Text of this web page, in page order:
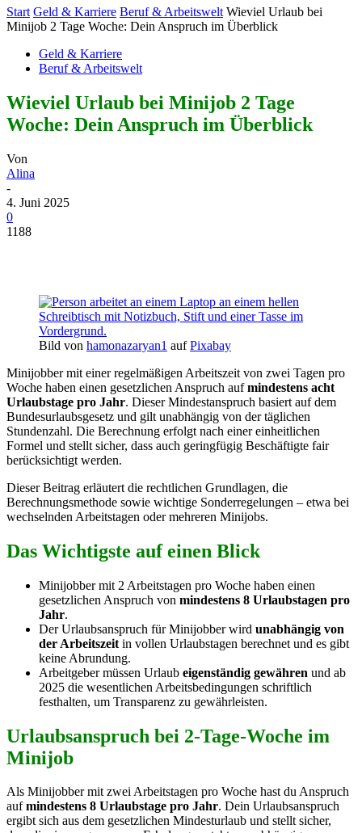
Start Geld & Karriere Beruf & Arbeitswelt Wieviel Urlaub bei
Minijob 2 Tage Woche: Dein Anspruch im Überblick
Geld & Karriere
Beruf & Arbeitswelt
Wieviel Urlaub bei Minijob 2 Tage
Woche: Dein Anspruch im Überblick
Von
Alina
-
4. Juni 2025
0
1188
Bild von hamonazaryan1 aufPixabay
Minijobber mit einer regelmäßigen Arbeitszeit von zwei Tagen pro
Woche haben einen gesetzlichen Anspruch aufmindestens acht
Urlaubstage pro Jahr. Dieser Mindestanspruch basiert auf dem
Bundesurlaubsgesetz und gilt unabhängig von der täglichen
Stundenzahl. Die Berechnung erfolgt nach einer einheitlichen
Formel und stellt sicher, dass auch geringfügig Beschäftigte fair
berücksichtigt werden.
Dieser Beitrag erläutert die rechtlichen Grundlagen, die
Berechnungsmethode sowie wichtige Sonderregelungen – etwa bei
wechselnden Arbeitstagen oder mehreren Minijobs.
Das Wichtigste auf einen Blick
Minijobber mit 2 Arbeitstagen pro Woche haben einen
gesetzlichen Anspruch von mindestens 8 Urlaubstagen pro
Jahr.
Der Urlaubsanspruch für Minijobber wird unabhängig von
der Arbeitszeit in vollen Urlaubstagen berechnet und es gibt
keine Abrundung.
Arbeitgeber müssen Urlaub eigenständig gewähren und ab
2025 die wesentlichen Arbeitsbedingungen schriftlich
festhalten, um Transparenz zu gewährleisten.
Urlaubsanspruch bei 2-Tage-Woche im
Minijob
Als Minijobber mit zwei Arbeitstagen pro Woche hast du Anspruch
aufmindestens 8 Urlaubstage pro Jahr. Dein Urlaubsanspruch
ergibt sich aus dem gesetzlichen Mindesturlaub und stellt sicher,